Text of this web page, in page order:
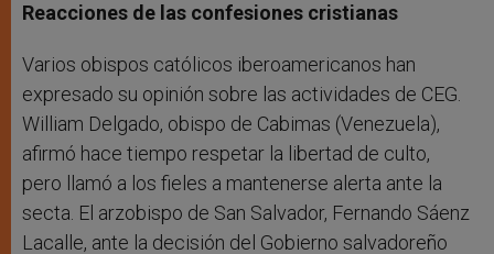
Reacciones de las confesiones cristianas
Varios obispos católicos iberoamericanos han
expresado su opinión sobre las actividades de CEG.
William Delgado, obispo de Cabimas (Venezuela),
afirmó hace tiempo respetar la libertad de culto,
pero llamó a los fieles a mantenerse alerta ante la
secta. El arzobispo de San Salvador, Fernando Sáenz
Lacalle, ante la decisión del Gobierno salvadoreño